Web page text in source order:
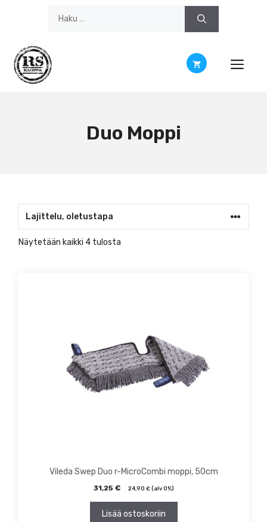
Duo Moppi
Näytetään kaikki 4 tulosta
Vileda Swep Duo r-MicroCombi moppi, 50cm
31,25 € 24,90 €(alv 0%)
Lisää ostoskoriin